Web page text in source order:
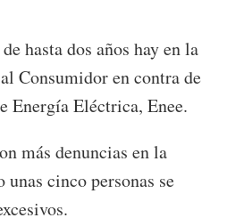
hasta dos años hay en la
Consumidor en contra de
Energía Eléctrica, Enee.
más denuncias en la
cinco personas se